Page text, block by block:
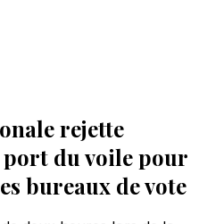
rejette
du voile pour
bureaux de vote